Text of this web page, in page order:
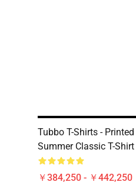
Tubbo T-Shirts -
Summer Classic T-Shirt
￥384,250 - ￥442,250